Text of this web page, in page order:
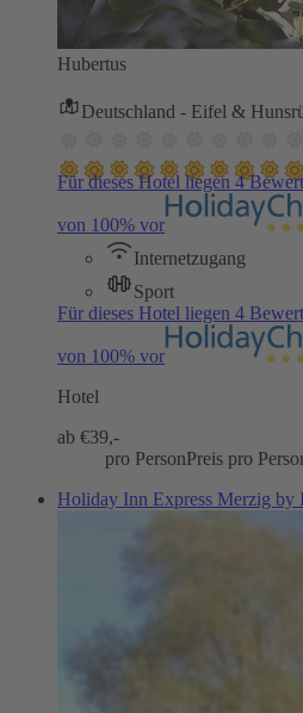
Hubertus
Deutschland - Eifel &
Für dieses Hotel liegen 4
von 100% vor
Internetzugang
Sport
Für dieses Hotel liegen 4
von 100% vor
Hotel
ab €39,-
pro PersonPreis pro
Holiday Inn Express Merzig by